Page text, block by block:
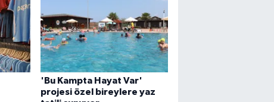
'Bu Kampta Hayat Var'
projesi özel bireylere yaz